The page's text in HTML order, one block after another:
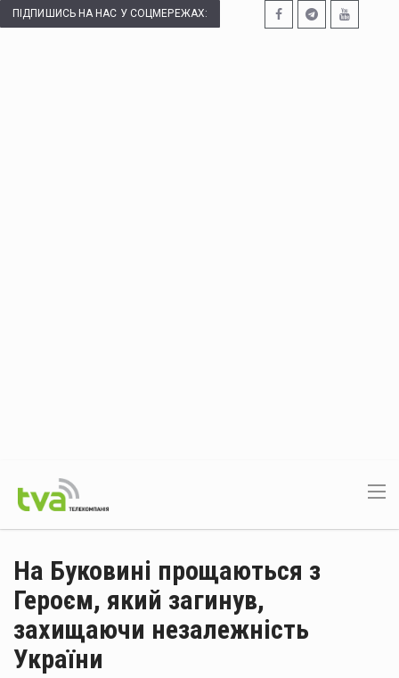
ПІДПИШИСЬ НА НАС У СОЦМЕРЕЖАХ:
На Буковині прощаються з
Героєм, який загинув,
захищаючи незалежність
України